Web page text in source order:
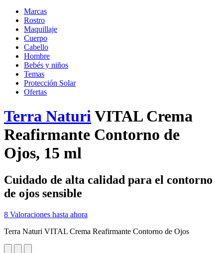
Marcas
Rostro
Maquillaje
Cuerpo
Cabello
Hombre
Bebés y niños
Temas
Protección Solar
Ofertas
Terra NaturiVITAL Crema
Reafirmante Contorno de
Ojos, 15 ml
Cuidado de alta calidad para el contorno
de ojos sensible
8 Valoraciones hasta ahora
Terra Naturi VITAL Crema Reafirmante Contorno de Ojos